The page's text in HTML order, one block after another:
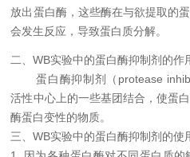
放出蛋白酶，这些酶在与欲提取的
会发生反应，导致蛋白质分解。
二、WB实验中的蛋白酶抑制剂的作
蛋白酶抑制剂（ protease
活性中心上的一些基团结合，使蛋
酶蛋白变性的物质。
三、WB实验中的蛋白酶抑制剂 的使